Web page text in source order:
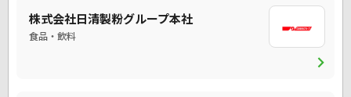
株式会社日清製粉グループ本社
食品・飲料
chevron_right